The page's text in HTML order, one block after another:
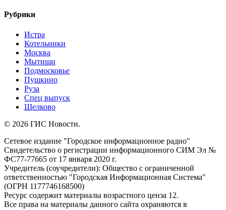
Рубрики
Истра
Котельники
Москва
Мытищи
Подмосковье
Пушкино
Руза
Спец выпуск
Щелково
© 2026 ГИС Новости.
Сетевое издание "Городское информационное радио"
Свидетельство о регистрации информационного СИМ Эл №
ФС77-77665 от 17 января 2020 г.
Учредитель (соучредители): Общество с ограниченной
ответственностью "Городская Информационная Система"
(ОГРН 1177746168500)
Ресурс содержит материалы возрастного ценза 12.
Все права на материалы данного сайта охраняются в